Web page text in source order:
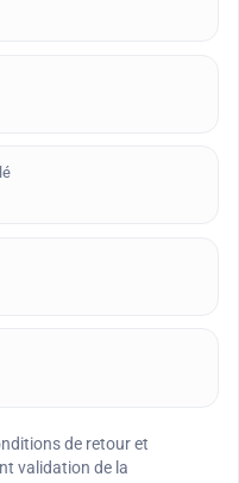
de retour et
validation de la